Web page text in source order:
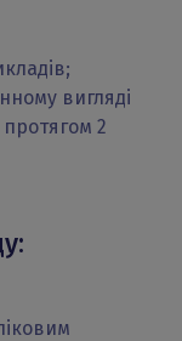
вигляді
протягом 2